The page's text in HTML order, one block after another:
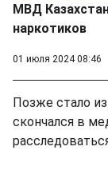
МВД
наркотиков
01 июля 2024 08:46
Позже стало
скончался в